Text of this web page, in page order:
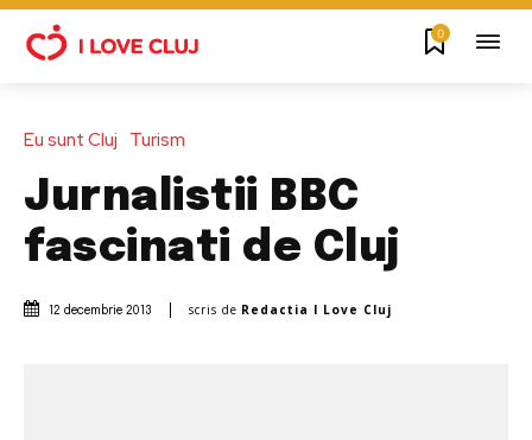
0
Eu sunt Cluj Turism
Jurnalistii BBC
fascinati de Cluj
12 decembrie 2013 scris de Redactia I Love Cluj